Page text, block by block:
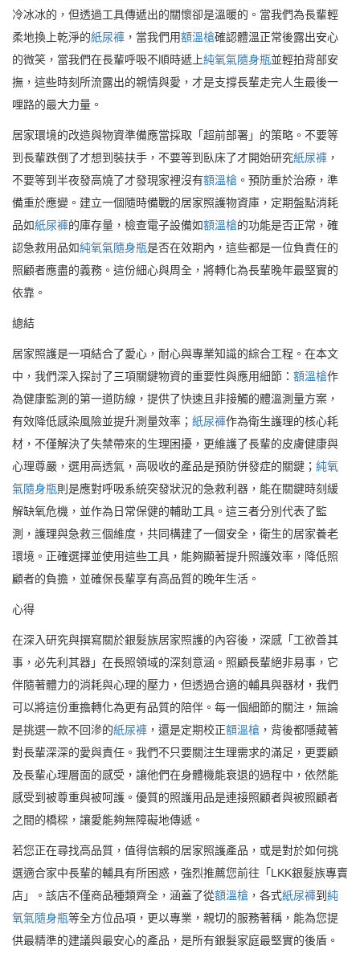
冷冰冰的，但透過工具傳遞出的關懷卻是溫暖的。當我們為長輩輕
柔地換上乾淨的紙尿褲 ，當我們用額溫槍確認體溫正常後露出安心
的微笑，當我們在長輩呼吸不順時遞上純氧氣隨身瓶並輕拍背部安
撫，這些時刻所流露出的親情與愛，才是支撐長輩走完人生最後一
哩路的最大力量。
居家環境的改造與物資準備應當採取「超前部署」的策略。不要等
到長輩跌倒了才想到裝扶手，不要等到臥床了才開始研究紙尿褲 ，
不要等到半夜發高燒了才發現家裡沒有額溫槍 。預防重於治療，準
備重於應變。建立一個隨時備戰的居家照護物資庫，定期盤點消耗
品如紙尿褲的庫存量，檢查電子設備如額溫槍的功能是否正常，確
認急救用品如純氧氣隨身瓶是否在效期內，這些都是一位負責任的
照顧者應盡的義務。這份細心與周全，將轉化為長輩晚年最堅實的
依靠。
總結
居家照護是一項結合了愛心，耐心與專業知識的綜合工程。在本文
中，我們深入探討了三項關鍵物資的重要性與應用細節： 額溫槍作
為健康監測的第一道防線，提供了快速且非接觸的體溫測量方案，
有效降低感染風險並提升測量效率； 紙尿褲作為衛生護理的核心耗
材，不僅解決了失禁帶來的生理困擾，更維護了長輩的皮膚健康與
心理尊嚴，選用高透氣，高吸收的產品是預防併發症的關鍵； 純氧
氣隨身瓶則是應對呼吸系統突發狀況的急救利器，能在關鍵時刻緩
解缺氧危機，並作為日常保健的輔助工具。這三者分別代表了監
測，護理與急救三個維度，共同構建了一個安全，衛生的居家養老
環境。正確選擇並使用這些工具，能夠顯著提升照護效率，降低照
顧者的負擔，並確保長輩享有高品質的晚年生活。
心得
在深入研究與撰寫關於銀髮族居家照護的內容後，深感「工欲善其
事，必先利其器」在長照領域的深刻意涵。照顧長輩絕非易事，它
伴隨著體力的消耗與心理的壓力，但透過合適的輔具與器材，我們
可以將這份重擔轉化為更有品質的陪伴。每一個細節的關注，無論
是挑選一款不回滲的紙尿褲 ，還是定期校正額溫槍 ，背後都隱藏著
對長輩深深的愛與責任。我們不只要關注生理需求的滿足，更要顧
及長輩心理層面的感受，讓他們在身體機能衰退的過程中，依然能
感受到被尊重與被呵護。優質的照護用品是連接照顧者與被照顧者
之間的橋樑，讓愛能夠無障礙地傳遞。
若您正在尋找高品質，值得信賴的居家照護產品，或是對於如何挑
選適合家中長輩的輔具有所困惑，強烈推薦您前往「LKK銀髮族專賣
店」。該店不僅商品種類齊全，涵蓋了從額溫槍 ，各式紙尿褲到 純
氧氣隨身瓶等全方位品項，更以專業，親切的服務著稱，能為您提
供最精準的建議與最安心的產品，是所有銀髮家庭最堅實的後盾。